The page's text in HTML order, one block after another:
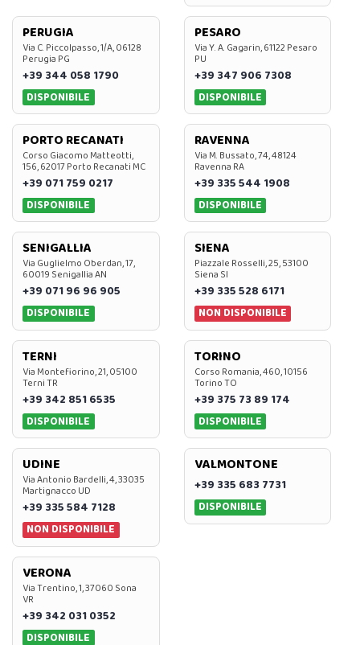
PERUGIA
Via C. Piccolpasso, 1/A, 06128
Perugia PG
+39 344 058 1790
DISPONIBILE
PESARO
Via Y. A. Gagarin, 61122 Pesaro
PU
+39 347 906 7308
DISPONIBILE
PORTO RECANATI
Corso Giacomo Matteotti,
156, 62017 Porto Recanati MC
+39 071 759 0217
DISPONIBILE
RAVENNA
Via M. Bussato, 74, 48124
Ravenna RA
+39 335 544 1908
DISPONIBILE
SENIGALLIA
Via Guglielmo Oberdan, 17,
60019 Senigallia AN
+39 071 96 96 905
DISPONIBILE
SIENA
Piazzale Rosselli, 25, 53100
Siena SI
+39 335 528 6171
NON DISPONIBILE
TERNI
Via Montefiorino, 21, 05100
Terni TR
+39 342 851 6535
DISPONIBILE
TORINO
Corso Romania, 460, 10156
Torino TO
+39 375 73 89 174
DISPONIBILE
UDINE
Via Antonio Bardelli, 4, 33035
Martignacco UD
+39 335 584 7128
NON DISPONIBILE
VALMONTONE
+39 335 683 7731
DISPONIBILE
VERONA
Via Trentino, 1, 37060 Sona
VR
+39 342 031 0352
DISPONIBILE